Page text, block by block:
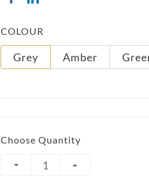
COLOUR
Grey Amber
Choose Quantity